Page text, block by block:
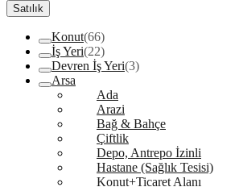
Satılık
Konut(66)
İş Yeri(22)
Devren İş Yeri(3)
Arsa
Ada
Arazi
Bağ & Bahçe
Çiftlik
Depo, Antrepo İzinli
Hastane (Sağlık Tesisi)
Konut+Ticaret Alanı